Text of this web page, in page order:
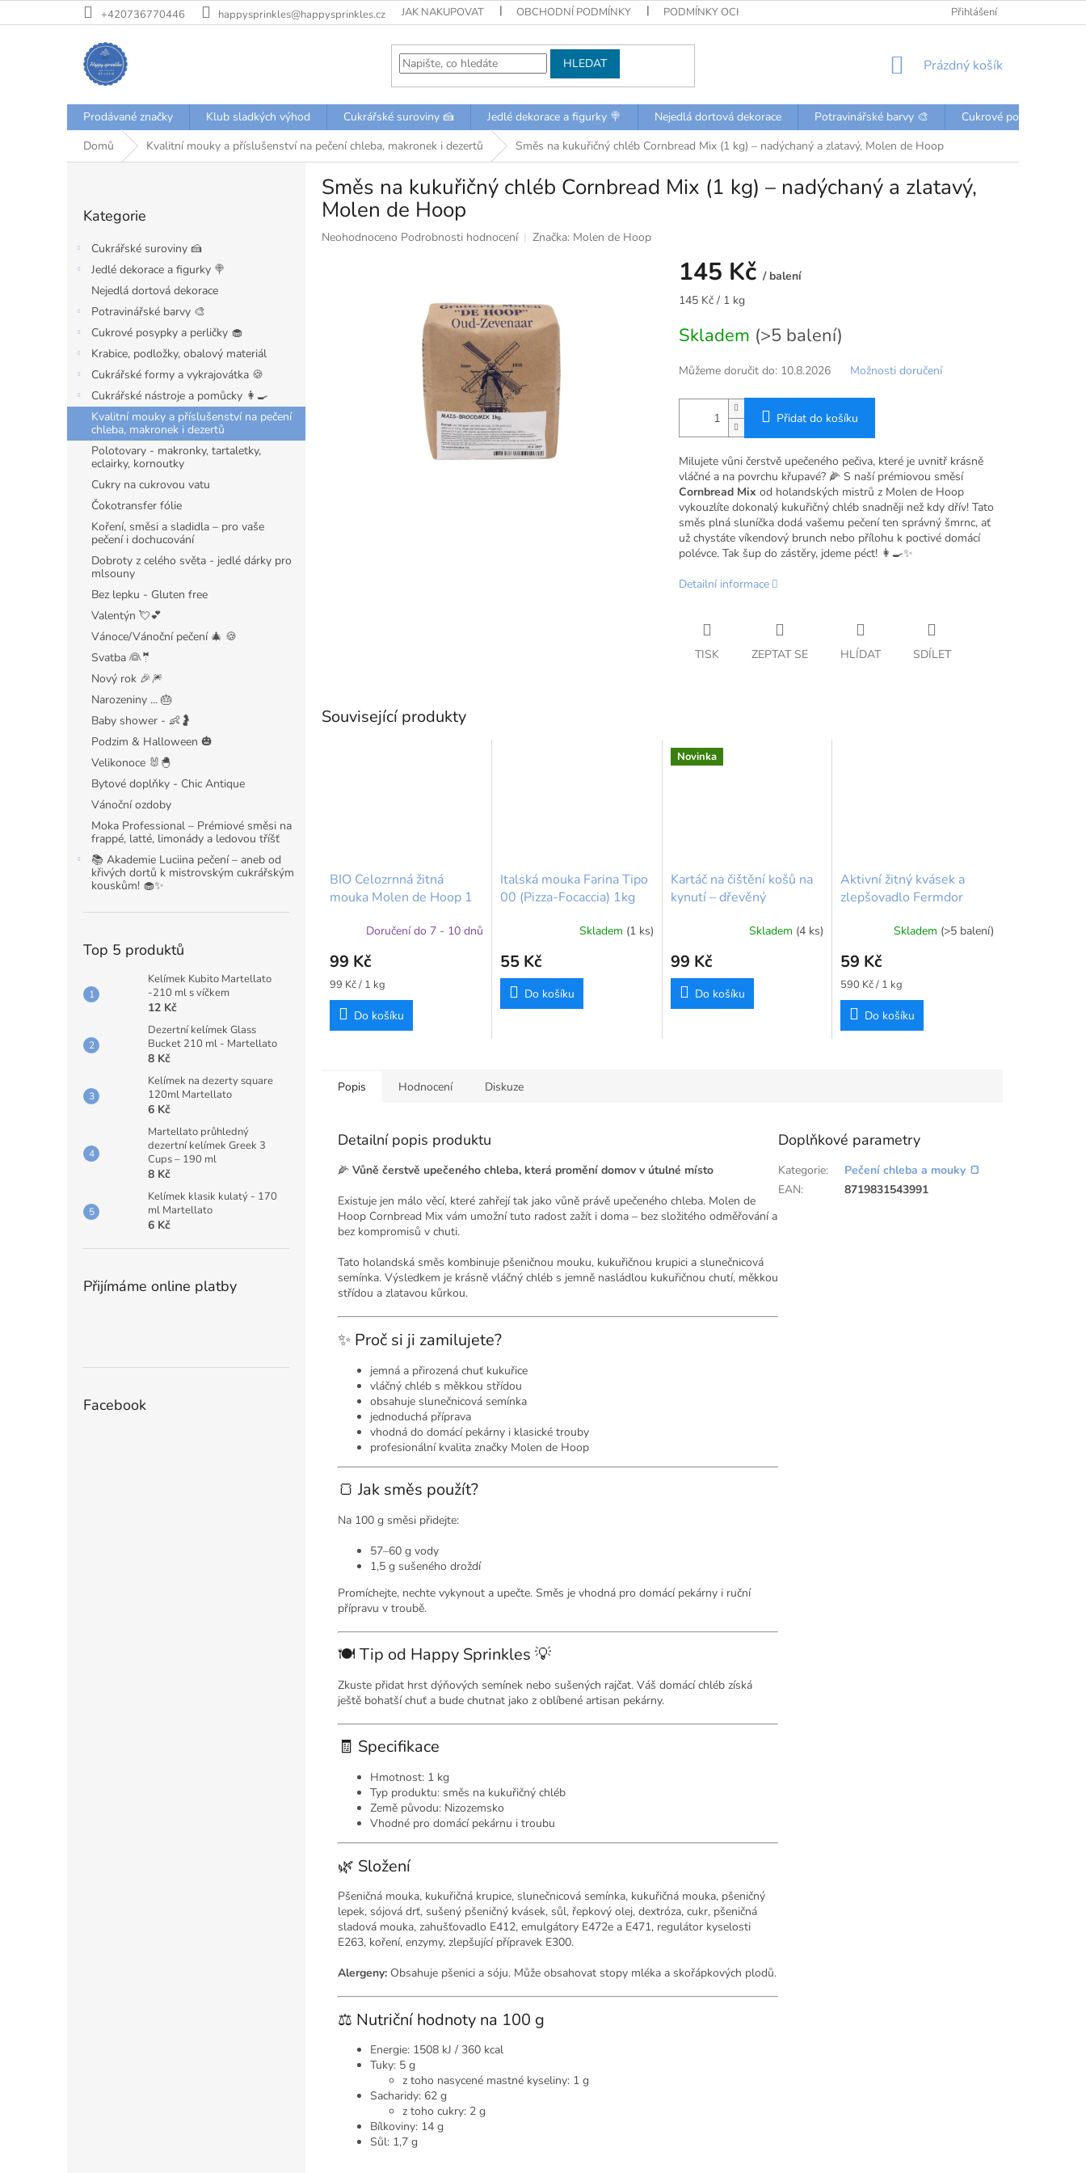
na
+420736770446 happysprinkles@happysprinkles.cz JAK NAKUPOVAT OBCHODNÍ PODMÍNKY PODMÍNKY OCHRANY OSOBNÍCH ÚDAJŮ KONTAKTYPřihlášení
HLEDAT
NÁKUPNÍ
Prázdný košík
Prodávané značky Klub sladkých výhod Cukrářské suroviny 🍰 Jedlé dekorace a figurky 🍭 Nejedlá dortová dekorace Potravinářské barvy 🎨
Cukrové posypky a
Domů
Kvalitní mouky a příslušenství na pečení chleba, makronek i dezertů Směs na kukuřičný chléb Cornbread Mix (1 kg) – nadýchaný a zlatavý, Molen de Hoop
l
kategorie
Kategorie
Cukrářské suroviny 🍰
Jedlé dekorace a figurky 🍭
Nejedlá dortová dekorace
Potravinářské barvy 🎨
Cukrové posypky a perličky 🧁
Krabice, podložky, obalový materiál
Cukrářské formy a vykrajovátka 🍪
Cukrářské nástroje a pomůcky 👩‍🍳
Kvalitní mouky a příslušenství na pečení
chleba, makronek i dezertů
Polotovary - makronky, tartaletky,
eclairky, kornoutky
Cukry na cukrovou vatu
Čokotransfer fólie
Koření, směsi a sladidla – pro vaše
pečení i dochucování
Dobroty z celého světa - jedlé dárky pro
mlsouny
Bez lepku - Gluten free
Valentýn 💘💕
Vánoce/Vánoční pečení 🎄 🍪
Svatba 👰🤵
Nový rok 🎉🎆
Narozeniny ... 🎂
Baby shower - 👶🤰
Podzim & Halloween 🎃
Velikonoce 🐰🐣
Bytové doplňky - Chic Antique
Vánoční ozdoby
Moka Professional – Prémiové směsi na
frappé, latté, limonády a ledovou tříšť
📚 Akademie Luciina pečení – aneb od
křivých dortů k mistrovským cukrářským
kouskům! 🧁✨
Top 5 produktů
Kelímek Kubito Martellato
-210 ml s víčkem
12 Kč
Dezertní kelímek Glass
Bucket 210 ml - Martellato
8 Kč
Kelímek na dezerty square
120ml Martellato
6 Kč
Martellato průhledný
dezertní kelímek Greek 3
Cups – 190 ml
8 Kč
Kelímek klasik kulatý - 170
ml Martellato
6 Kč
Přijímáme online platby
Facebook
Směs na kukuřičný chléb Cornbread Mix (1 kg) – nadýchaný a zlatavý,
Molen de Hoop
Průměrné
Neohodnoceno Podrobnosti hodnocení Značka: Molen de Hoop
145 Kč / balení
Měrná
145 Kč / 1 kg
Skladem (>5 balení)
Můžeme doručit do: 10.8.2026 Možnosti doručení
Přidat do košíku
Milujete vůni čerstvě upečeného pečiva, které je uvnitř krásně
vláčné a na povrchu křupavé? 🌽 S naší prémiovou směsí
Cornbread Mix od holandských mistrů z Molen de Hoop
vykouzlíte dokonalý kukuřičný chléb snadněji než kdy dřív! Tato
směs plná sluníčka dodá vašemu pečení ten správný šmrnc, ať
už chystáte víkendový brunch nebo přílohu k poctivé domácí
polévce. Tak šup do zástěry, jdeme péct! 👩‍🍳✨
Detailní informace
TISK ZEPTAT SE HLÍDAT SDÍLET
Související produkty
BIO Celozrnná žitná
mouka Molen de Hoop 1
Doručení do 7 - 10 dnů
99 Kč
Měrná
cena:
99 Kč / 1 kg
Do košíku
Italská mouka Farina Tipo
00 (Pizza-Focaccia) 1kg
Skladem (1 ks)
55 Kč
Do košíku
Novinka
Kartáč na čištění košů na
kynutí – dřevěný
Skladem (4 ks)
99 Kč
Do košíku
Aktivní žitný kvásek a
zlepšovadlo Fermdor
Skladem (>5 balení)
59 Kč
Měrná
cena:
590 Kč / 1 kg
Do košíku
Popis Hodnocení Diskuze
Detailní popis produktu
🌽 Vůně čerstvě upečeného chleba, která promění domov v útulné místo
Existuje jen málo věcí, které zahřejí tak jako vůně právě upečeného chleba. Molen de
Hoop Cornbread Mix vám umožní tuto radost zažít i doma – bez složitého odměřování a
bez kompromisů v chuti.
Tato holandská směs kombinuje pšeničnou mouku, kukuřičnou krupici a slunečnicová
semínka. Výsledkem je krásně vláčný chléb s jemně nasládlou kukuřičnou chutí, měkkou
střídou a zlatavou kůrkou.
✨ Proč si ji zamilujete?
jemná a přirozená chuť kukuřice
vláčný chléb s měkkou střídou
obsahuje slunečnicová semínka
jednoduchá příprava
vhodná do domácí pekárny i klasické trouby
profesionální kvalita značky Molen de Hoop
🍞 Jak směs použít?
Na 100 g směsi přidejte:
57–60 g vody
1,5 g sušeného droždí
Promíchejte, nechte vykynout a upečte. Směs je vhodná pro domácí pekárny i ruční
přípravu v troubě.
🍽️ Tip od Happy Sprinkles 💡
Zkuste přidat hrst dýňových semínek nebo sušených rajčat. Váš domácí chléb získá
ještě bohatší chuť a bude chutnat jako z oblíbené artisan pekárny.
🧾 Specifikace
Hmotnost: 1 kg
Typ produktu: směs na kukuřičný chléb
Země původu: Nizozemsko
Vhodné pro domácí pekárnu i troubu
🌿 Složení
Pšeničná mouka, kukuřičná krupice, slunečnicová semínka, kukuřičná mouka, pšeničný
lepek, sójová drť, sušený pšeničný kvásek, sůl, řepkový olej, dextróza, cukr, pšeničná
sladová mouka, zahušťovadlo E412, emulgátory E472e a E471, regulátor kyselosti
E263, koření, enzymy, zlepšující přípravek E300.
Alergeny: Obsahuje pšenici a sóju. Může obsahovat stopy mléka a skořápkových plodů.
⚖️ Nutriční hodnoty na 100 g
Energie: 1508 kJ / 360 kcal
Tuky: 5 g
z toho nasycené mastné kyseliny: 1 g
Sacharidy: 62 g
z toho cukry: 2 g
Bílkoviny: 14 g
Sůl: 1,7 g
Doplňkové parametry
Kategorie:
Pečení chleba a mouky 🍞
EAN: 8719831543991